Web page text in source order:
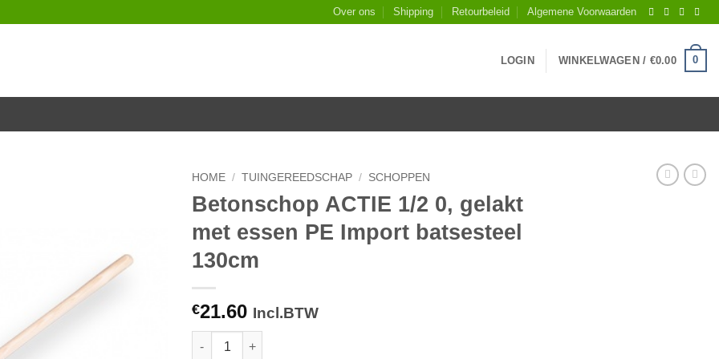
Over ons Shipping Retourbeleid Algemene Voorwaarden
LOGIN WINKELWAGEN / €0.00 0
HOME / TUINGEREEDSCHAP / SCHOPPEN
Betonschop ACTIE 1/2 0, gelakt
met essen PE Import batsesteel
130cm
€21.60 Incl.BTW
Betonschop ACTIE 1/2 0, gelakt met essen PE Import batsesteel 130cm aantal